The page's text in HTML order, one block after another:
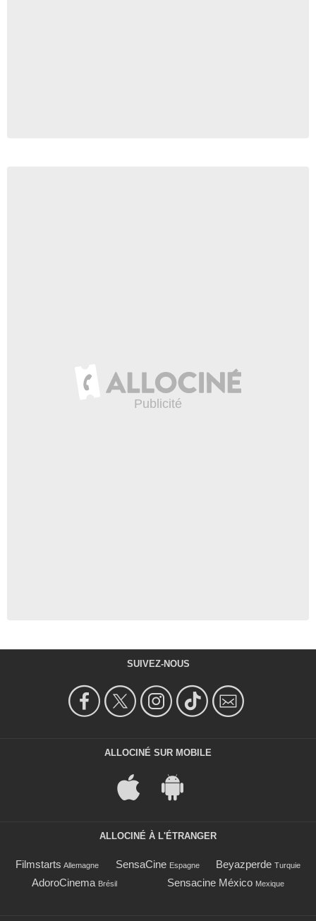
SUIVEZ-NOUS
ALLOCINÉ SUR MOBILE
ALLOCINÉ À L'ÉTRANGER
Filmstarts Allemagne SensaCine Espagne Beyazperde Turquie
AdoroCinema Brésil Sensacine México Mexique